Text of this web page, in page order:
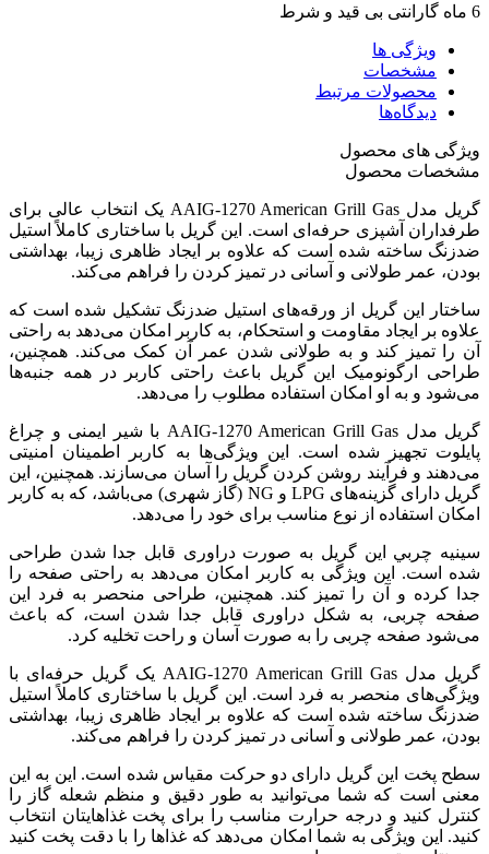
6 ماه گارانتی بی قید و شرط
ویژگی ها
مشخصات
محصولات مرتبط
دیدگاه‌ها
ویژگی های محصول
مشخصات محصول
گریل مدل AAIG-1270 American Grill Gas یک انتخاب عالی برای
طرفداران آشپزی حرفه‌ای است. این گریل با ساختاری کاملاً استیل
ضدزنگ ساخته شده است که علاوه بر ایجاد ظاهری زیبا، بهداشتی
بودن، عمر طولانی و آسانی در تمیز کردن را فراهم می‌کند.
ساختار این گریل از ورقه‌های استیل ضدزنگ تشکیل شده است که
علاوه بر ایجاد مقاومت و استحکام، به کاربر امکان می‌دهد به راحتی
آن را تمیز کند و به طولانی شدن عمر آن کمک می‌کند. همچنین،
طراحی ارگونومیک این گریل باعث راحتی کاربر در همه جنبه‌ها
می‌شود و به او امکان استفاده مطلوب را می‌دهد.
گریل مدل AAIG-1270 American Grill Gas با شیر ایمنی و چراغ
پایلوت تجهیز شده است. این ویژگی‌ها به کاربر اطمینان امنیتی
می‌دهند و فرآیند روشن کردن گریل را آسان می‌سازند. همچنین، این
گریل دارای گزینه‌های LPG و NG (گاز شهری) می‌باشد، که به کاربر
امکان استفاده از نوع مناسب برای خود را می‌دهد.
سينيه چربي این گریل به صورت دراوری قابل جدا شدن طراحی
شده است. این ویژگی به کاربر امکان می‌دهد به راحتی صفحه را
جدا کرده و آن را تمیز کند. همچنین، طراحی منحصر به فرد این
صفحه چربی، به شکل دراوری قابل جدا شدن است، که باعث
می‌شود صفحه چربی را به صورت آسان و راحت تخلیه کرد.
گریل مدل AAIG-1270 American Grill Gas یک گریل حرفه‌ای با
ویژگی‌های منحصر به فرد است. این گریل با ساختاری کاملاً استیل
ضدزنگ ساخته شده است که علاوه بر ایجاد ظاهری زیبا، بهداشتی
بودن، عمر طولانی و آسانی در تمیز کردن را فراهم می‌کند.
سطح پخت این گریل دارای دو حرکت مقیاس شده است. این به این
معنی است که شما می‌توانید به طور دقیق و منظم شعله گاز را
کنترل کنید و درجه حرارت مناسب را برای پخت غذاهایتان انتخاب
کنید. این ویژگی به شما امکان می‌دهد که غذاها را با دقت پخت کنید